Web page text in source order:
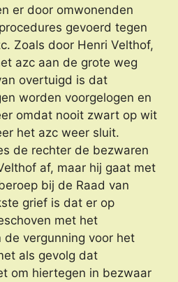
er door omwonenden
gevoerd tegen
Zoals door Henri Velthof,
azc aan de grote weg
overtuigd is dat
worden voorgelogen en
omdat nooit zwart op wit
het azc weer sluit.
de rechter de bezwaren
af, maar hij gaat met
bij de Raad van
grief is dat er op
met het
de vergunning voor het
als gevolg dat
om hiertegen in bezwaar